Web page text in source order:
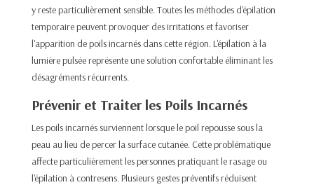
y reste particulièrement sensible. Toutes les méthodes d'épilation
temporaire peuvent provoquer des irritations et favoriser
l'apparition de poils incarnés dans cette région. L'épilation à la
lumière pulsée représente une solution confortable éliminant les
désagréments récurrents.​
Prévenir et Traiter les Poils Incarnés
Les poils incarnés surviennent lorsque le poil repousse sous la
peau au lieu de percer la surface cutanée. Cette problématique
affecte particulièrement les personnes pratiquant le rasage ou
l'épilation à contresens. Plusieurs gestes préventifs réduisent